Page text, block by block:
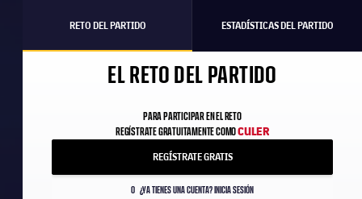
RETO DEL PARTIDO ESTADÍSTICAS DEL PARTIDO
EL RETO DEL PARTIDO
PARA PARTICIPAR EN EL RETO
REGÍSTRATE GRATUITAMENTE COMOCULER
REGÍSTRATE GRATIS
O ¿YA TIENES UNA CUENTA? INICIA SESIÓN